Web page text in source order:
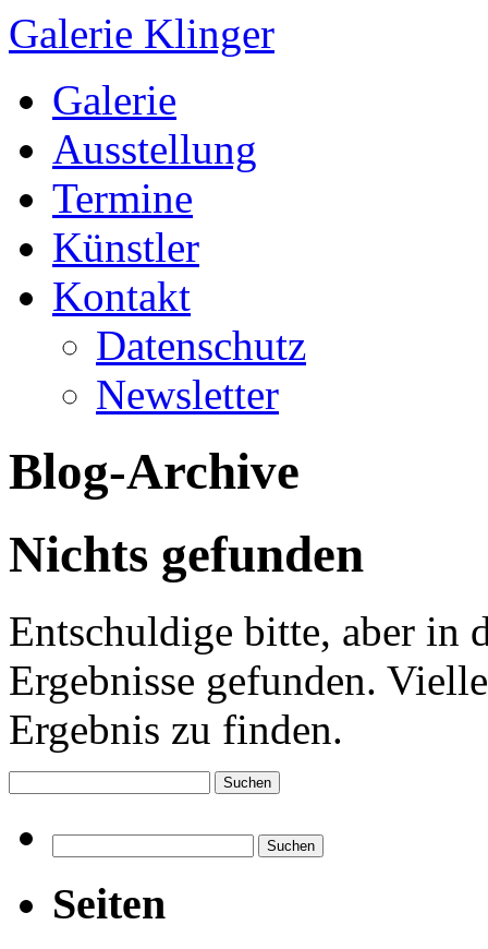
Galerie Klinger
Springe
zum
Galerie
Ausstellung
Termine
Künstler
Kontakt
Datenschutz
Newsletter
Blog-Archive
Nichts gefunden
Entschuldige bitte, aber in
Ergebnisse gefunden.
Ergebnis zu finden.
nach:
nach:
Seiten